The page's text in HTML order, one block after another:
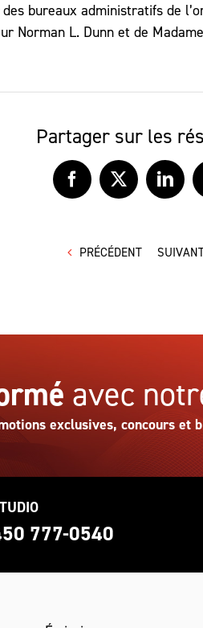
bureaux administratifs de
Norman L. Dunn et de
Partager sur les
Facebook
X
PRÉCÉDENT
avec
exclusives, concours et
777-0540